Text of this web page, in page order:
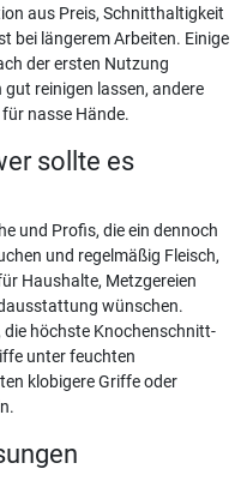
aus Preis, Schnitthaltigkeit
bei längerem Arbeiten. Einige
der ersten Nutzung
reinigen lassen, andere
nasse Hände.
sollte es
und Profis, die ein dennoch
und regelmäßig Fleisch,
Haushalte, Metzgereien
wünschen.
die höchste Knochenschnitt-
unter feuchten
klobigere Griffe oder